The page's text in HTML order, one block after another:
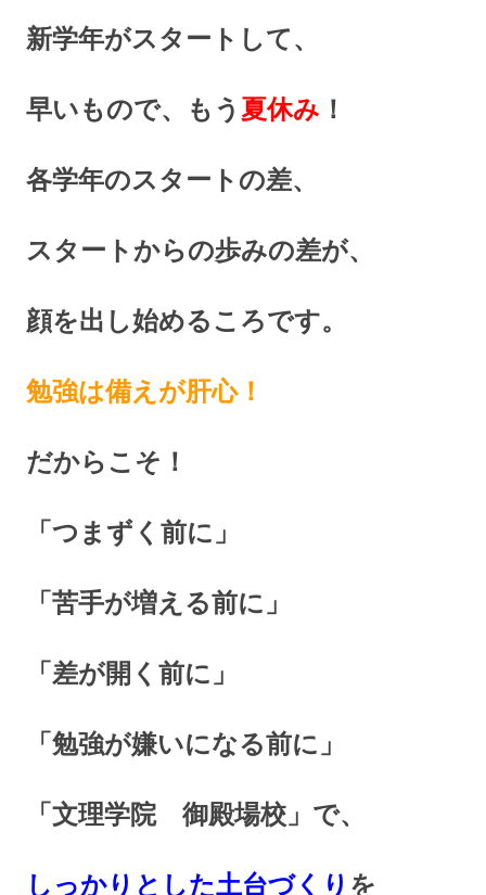
新学年がスタートして、
早いもので、もう 夏休み ！
各学年のスタートの差、
スタートからの歩みの差が、
顔を出し始めるころです。
勉強は備えが肝心！
だからこそ！
「つまずく前に」
「苦手が増える前に」
「差が開く前に」
「勉強が嫌いになる前に」
「文理学院 御殿場校」で、
しっかりとした土台づくり を